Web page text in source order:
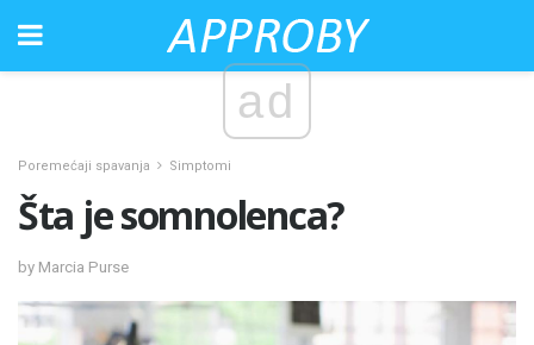
ad
Poremećaji spavanja Simptomi
Šta je somnolenca?
by Marcia Purse